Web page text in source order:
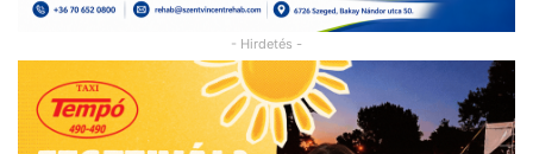
- Hirdetés -